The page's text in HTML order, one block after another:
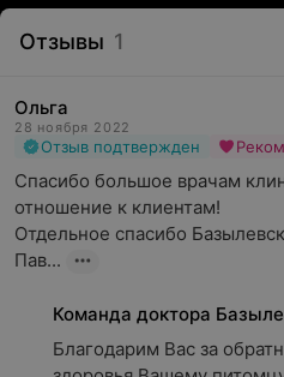
Отзывы 1
Ольга
28 ноября 2022
Отзыв подтвержден
Спасибо большое врачам
отношение к клиентам!
Отдельное спасибо
Пав...
Команда доктора
Благодарим Вас за